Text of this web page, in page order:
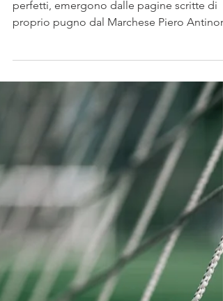
Marchese Antinori - Storia di un
Aneddoti imperdibili e storie d’intrecci
perfetti, emergono dalle pagine scritte di
proprio pugno dal Marchese Piero Antinori,
venticinquesimo discendente di uno dei
marchi più prestigiosi dell’enologia italiana,
entrato seicento anni or sono a far parte
dell’Arte Fiorentina dei Vinattieri.
apre la mente. Ed è stato viaggiando che il
mio tirocinio in Antinori è entrato nel vivo».
Così si racconta il Marchese ne Il Profumo
del Chianti , un volume capace di evocare l